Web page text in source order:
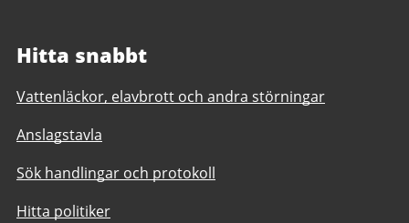
Hitta snabbt
Vattenläckor, elavbrott och andra störningar
Anslagstavla
Sök handlingar och protokoll
Hitta politiker